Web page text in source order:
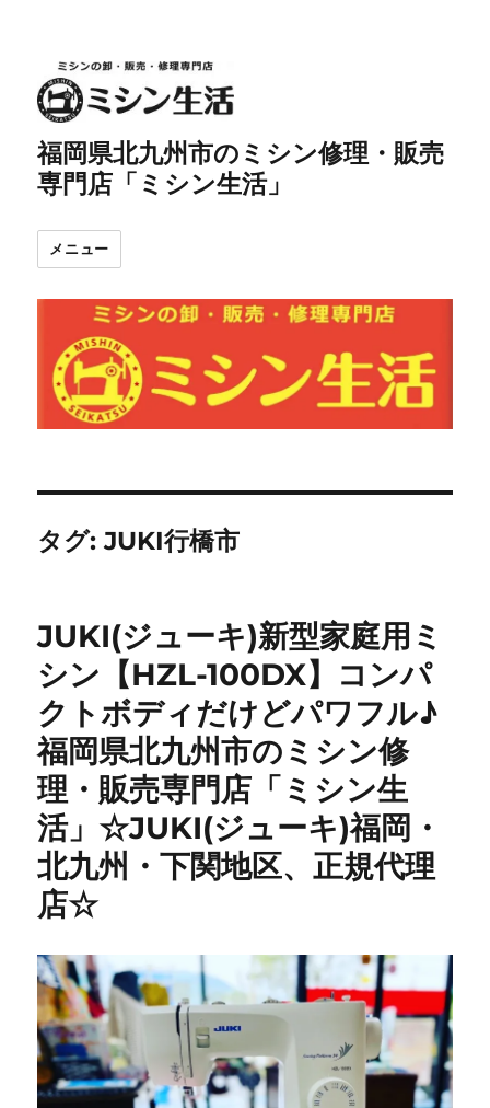
福岡県北九州市のミシン修理・販売
専門店「ミシン生活」
メニュー
タグ:JUKI行橋市
JUKI(ジューキ)新型家庭用ミ
シン【HZL-100DX】コンパ
クトボディだけどパワフル♪
福岡県北九州市のミシン修
理・販売専門店「ミシン生
活」☆JUKI(ジューキ)福岡・
北九州・下関地区、正規代理
店☆